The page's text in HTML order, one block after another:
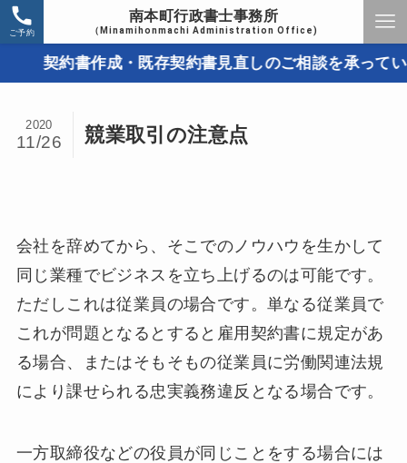
南本町行政書士事務所
（Minamihonmachi Administration Office)
ご予約
契約書作成・既存契約書見直しのご相談を承っていま
競業取引の注意点
2020
11/26
会社を辞めてから、そこでのノウハウを生かして
同じ業種でビジネスを立ち上げるのは可能です。
ただしこれは従業員の場合です。単なる従業員で
これが問題となるとすると雇用契約書に規定があ
る場合、またはそもそもの従業員に労働関連法規
により課せられる忠実義務違反となる場合です。
一方取締役などの役員が同じことをする場合には